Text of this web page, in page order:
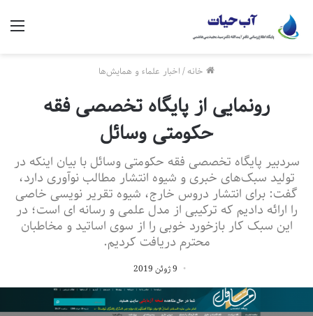
خانه/اخبار علماء و همایش‌ها
رونمایی از پایگاه تخصصی فقه
حکومتی وسائل
سردبیر پایگاه تخصصی فقه حکومتی وسائل با بیان اینکه در
تولید سبک‌های خبری و شیوه انتشار مطالب نوآوری دارد،
گفت: برای انتشار دروس خارج، شیوه تقریر نویسی خاصی
را ارائه دادیم که ترکیبی از مدل علمی و رسانه ای است؛ در
این سبک کار بازخورد خوبی را از سوی اساتید و مخاطبان
محترم دریافت کردیم.
9 ژوئن 2019